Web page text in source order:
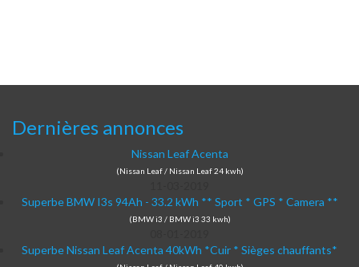
Dernières annonces
Nissan Leaf Acenta
(Nissan Leaf / Nissan Leaf 24 kwh)
Superbe BMW I3s 94Ah - 33.2 kWh ** Sport * GPS * Camera **
(BMW i3 / BMW i3 33 kwh)
Superbe Nissan Leaf Acenta 40kWh *Cuir * Sièges chauffants*